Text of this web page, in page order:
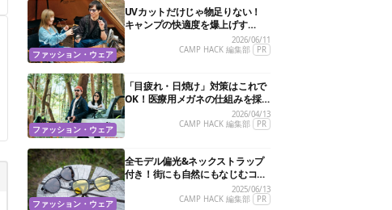
ファッション・ウェア
UVカットだけじゃ物足りない！
キャンプの快適度を爆上げす
る“特殊機能”サングラス3選2026/06/11
CAMP HACK 編集部
PR
ファッション・ウェア
「目疲れ・日焼け」対策はこれで
OK！医療用メガネの仕組みを採
用した新作サングラスがすごかっ
2026/04/13
CAMP HACK 編集部
PR
ファッション・ウェア
全モデル偏光&ネックストラップ
付き！街にも自然にもなじむコス
パ抜群の万能サングラスを見つけ
たぞ
2025/06/13
CAMP HACK 編集部
PR